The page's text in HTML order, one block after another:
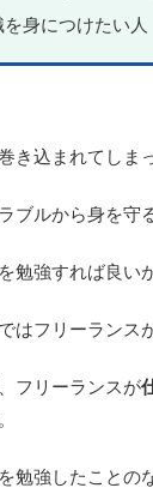
身につけたい人
き込まれてしま
ブルから身を守
勉強すれば良い
はフリーランス
フリーランスが
勉強したことの